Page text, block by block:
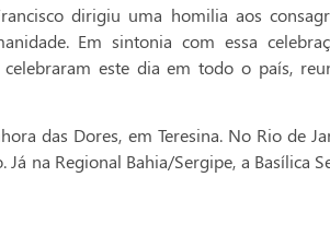
dirigiu uma homilia aos
Em sintonia com essa
este dia em todo o país,
das Dores, em Teresina. No Rio de
na Regional Bahia/Sergipe, a Basílica